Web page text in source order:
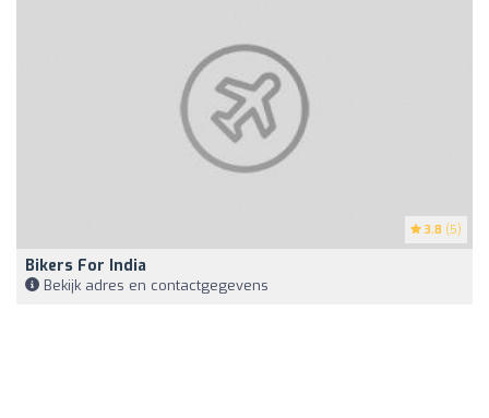
3.8 (5)
Bikers For India
Bekijk adres en contactgegevens